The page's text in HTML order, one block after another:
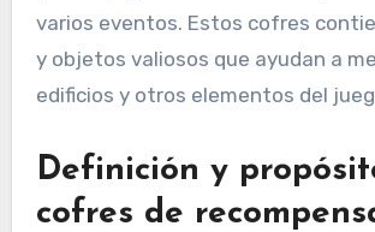
varios eventos. Estos cofres
y objetos valiosos que ayudan a
edificios y otros elementos del
Definición y
cofres de